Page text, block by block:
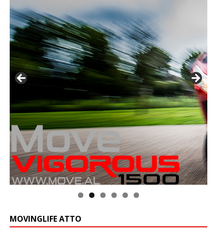
MOVINGLIFE ATTO